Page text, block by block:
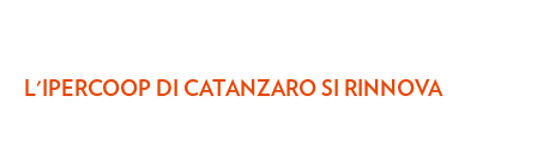
L'IPERCOOP DI CATANZARO SI RINNOVA